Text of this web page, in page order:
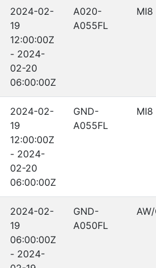
2024-02-
19
12:00:00Z
- 2024-
02-20
06:00:00Z
A020-
A055FL
MI8
2024-02-
19
12:00:00Z
- 2024-
02-20
06:00:00Z
GND-
A055FL
MI8
2024-02-
19
06:00:00Z
- 2024-
GND-
A050FL